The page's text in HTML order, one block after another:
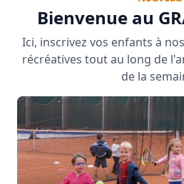
Bienvenue au
Ici, inscrivez vos enfants à
récréatives tout au long de
de la